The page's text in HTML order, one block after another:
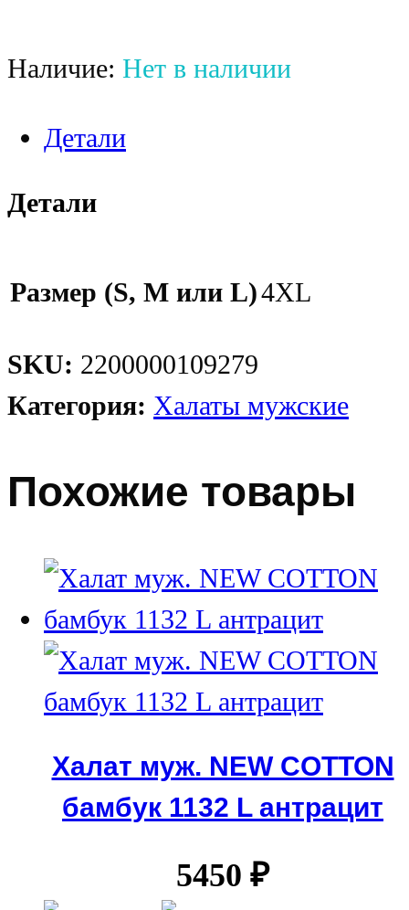
Наличие: Нет в наличии
Детали
Детали
Размер (S, M или L)4XL
SKU: 2200000109279
Категория: Халаты мужские
Похожие товары
Халат муж. NEW COTTON
бамбук 1132 L антрацит
5450 ₽